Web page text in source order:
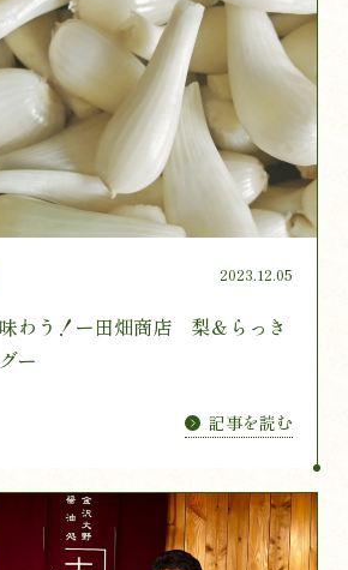
2023.12.05
わう！ー田畑商店 梨＆らっき
ー
記事を読む